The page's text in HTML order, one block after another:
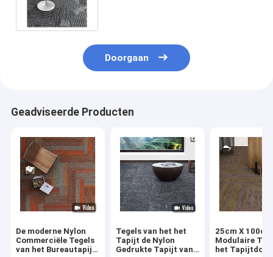
Doorgaan
Geadviseerde Producten
De moderne Nylon
Commerciële Tegels
van het Bureautapijt
Tegels van het het
Tapijt de Nylon
Gedrukte Tapijt van
25cm X
Modulaire
het